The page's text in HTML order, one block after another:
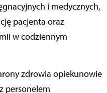
i medycznych,
pacjenta oraz
w codziennym
zdrowia opiekunowie
personelem